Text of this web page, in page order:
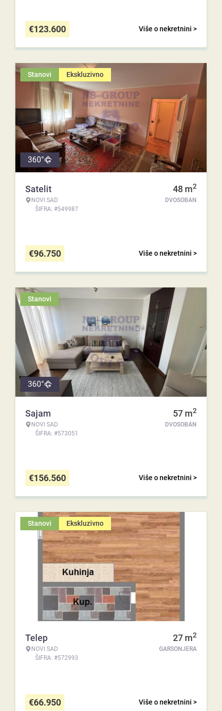
Više o nekretnini >
€123.600
Stanovi Ekskluzivno
360°
Satelit
NOVI SAD
ŠIFRA: #549987
48 m2
DVOSOBAN
Više o nekretnini >
€96.750
Stanovi
360°
Sajam
NOVI SAD
ŠIFRA: #573051
57 m2
DVOSOBAN
Više o nekretnini >
€156.560
Stanovi Ekskluzivno
Telep
NOVI SAD
ŠIFRA: #572993
27 m2
GARSONJERA
Više o nekretnini >
€66.950